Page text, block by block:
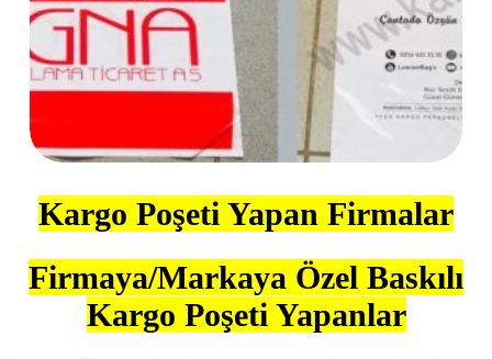
Kargo Poşeti Yapan Firmalar
Firmaya/Markaya Özel Baskılı
Kargo Poşeti Yapanlar